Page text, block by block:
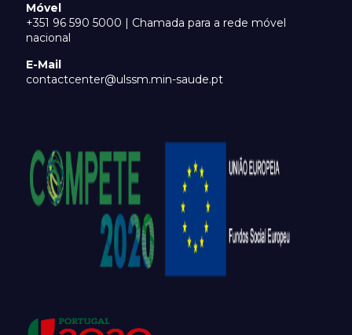
Móvel
+351 96 590 5000 | Chamada para a rede móvel
nacional
E-Mail
contactcenter@ulssm.min-saude.pt